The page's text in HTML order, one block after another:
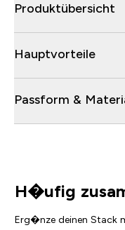
Produktübersicht
Hauptvorteile
Passform &
H�ufig
Erg�nze deinen Stack